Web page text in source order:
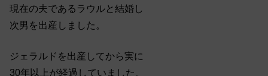
現在の夫であるラウルと結婚し
次男を出産しました。
ジェラルドを出産してから実に
30年以上が経過していました。